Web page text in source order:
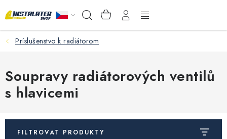
na
Hledat NÁKUPNÍ
KOŠÍK
Instalační materiál
VELKOOBCHOD
PORADŇA
PRODEJNA
Príslušenstvo k radiátorom
Soupravy radiátorových ventilů
s hlavicemi
FILTROVAT PRODUKTY